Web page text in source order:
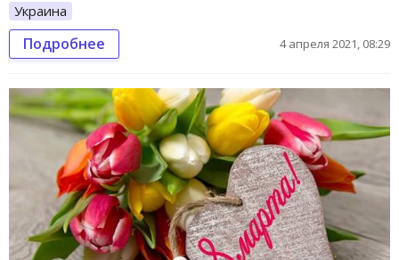
Украина
Подробнее 4 апреля 2021, 08:29